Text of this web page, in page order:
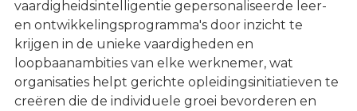
vaardigheidsintelligentie gepersonaliseerde leer-
en ontwikkelingsprogramma's door inzicht te
krijgen in de unieke vaardigheden en
loopbaanambities van elke werknemer, wat
organisaties helpt gerichte opleidingsinitiatieven te
creëren die de individuele groei bevorderen en